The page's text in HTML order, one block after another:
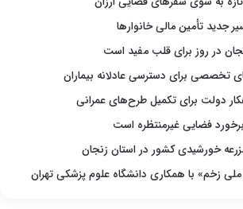
جدید تأمین مالی خانوارها
در روز برای قلب مفید است
تخصصی برای دسترسی عادلانه بیماران
دولت برای تکمیل طرح‌های عمرانی
فضایی غیرمنتظره است
خورشیدی کشور در استان زنجان
ملی زخم» با همکاری دانشگاه علوم پزشکی تهران